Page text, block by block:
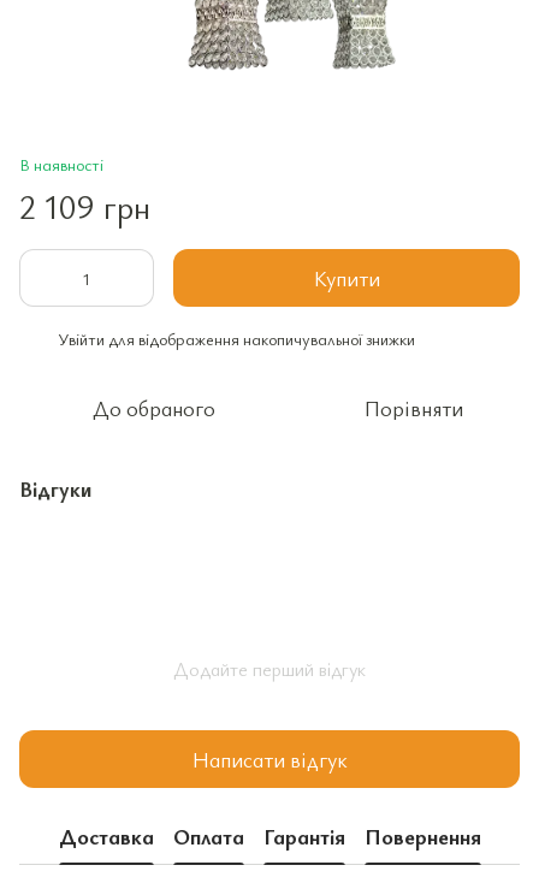
В наявності
2 109 грн
Купити
Увійти для відображення накопичувальної знижки
До обраного Порівняти
Відгуки
Додайте перший відгук
Написати відгук
Доставка Оплата Гарантія Повернення